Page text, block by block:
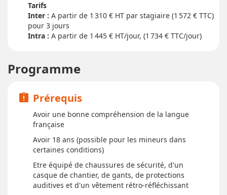
Tarifs
Inter :
1 310 € HT par stagiaire (1 572 € TTC)
pour 3 jours
Intra : A partir de 1 445 € HT/jour, (1 734 € TTC/jour)
Programme
assignment_late Prérequis
Avoir une bonne compréhension de la langue
française
Avoir 18 ans (possible pour les mineurs dans
certaines conditions)
Etre équipé de chaussures de sécurité, d'un
casque de chantier, de gants, de protections
auditives et d'un vêtement rétro-réfléchissant